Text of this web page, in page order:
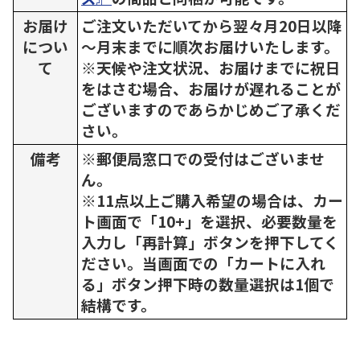
お届け
につい
て
ご注文いただいてから翌々月20日以降
～月末までに順次お届けいたします。
※天候や注文状況、お届けまでに祝日
をはさむ場合、お届けが遅れることが
ございますのであらかじめご了承くだ
さい。
備考
※郵便局窓口での受付はございませ
ん。
※11点以上ご購入希望の場合は、カー
ト画面で「10+」を選択、必要数量を
入力し「再計算」ボタンを押下してく
ださい。当画面での「カートに入れ
る」ボタン押下時の数量選択は1個で
結構です。